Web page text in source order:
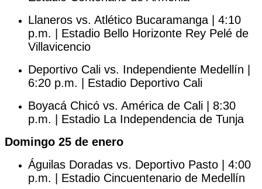
Llaneros vs. Atlético Bucaramanga | 4:10
p.m. | Estadio Bello Horizonte Rey Pelé de
Villavicencio
Deportivo Cali vs. Independiente Medellín |
6:20 p.m. | Estadio Deportivo Cali
Boyacá Chicó vs. América de Cali | 8:30
p.m. | Estadio La Independencia de Tunja
Domingo 25 de enero
Águilas Doradas vs. Deportivo Pasto | 4:00
p.m. | Estadio Cincuentenario de Medellín